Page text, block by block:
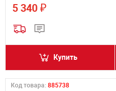
5 340 ₽
Купить
Код товара: 885738